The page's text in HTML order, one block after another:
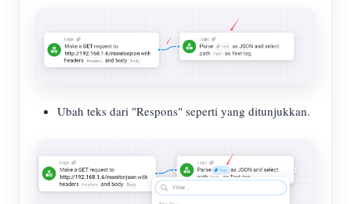
Ubah teks dari "Respons" seperti yang ditunjukkan.